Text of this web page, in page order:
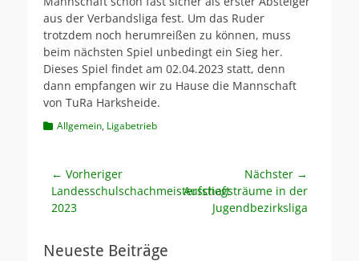
aus der Verbandsliga fest. Um das Ruder
trotzdem noch herumreißen zu können, muss
beim nächsten Spiel unbedingt ein Sieg her.
Dieses Spiel findet am 02.04.2023 statt, denn
dann empfangen wir zu Hause die Mannschaft
von TuRa Harksheide.
Kategorien
Allgemein, Ligabetrieb
Beitragsnavigation
← Vorheriger
Vorheriger
Beitrag:
Landesschulschachmeisterschaft
2023
Nächster →
Nächster
Beitrag:
Aufstiegsträume in der
Jugendbezirksliga
Neueste Beiträge